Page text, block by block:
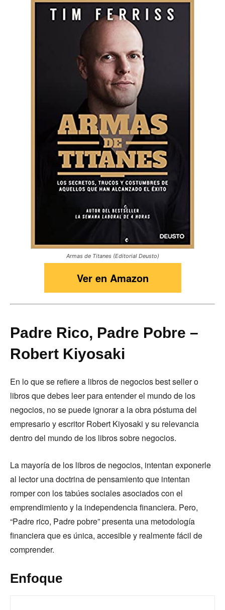
Armas de Titanes (Editorial Deusto)
Ver en Amazon
Padre Rico, Padre Pobre –
Robert Kiyosaki
En lo que se refiere a libros de negocios best seller o
libros que debes leer para entender el mundo de los
negocios, no se puede ignorar a la obra póstuma del
empresario y escritor Robert Kiyosaki y su relevancia
dentro del mundo de los libros sobre negocios.
La mayoría de los libros de negocios, intentan exponerle
al lector una doctrina de pensamiento que intentan
romper con los tabúes sociales asociados con el
emprendimiento y la independencia financiera. Pero,
“Padre rico, Padre pobre” presenta una metodología
financiera que es única, accesible y realmente fácil de
comprender.
Enfoque